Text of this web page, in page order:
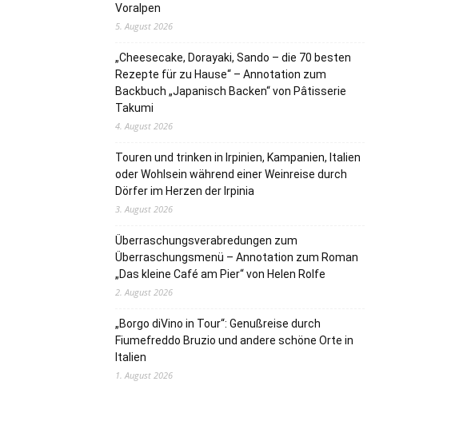
Voralpen
5. August 2026
„Cheesecake, Dorayaki, Sando – die 70 besten
Rezepte für zu Hause“ – Annotation zum
Backbuch „Japanisch Backen“ von Pâtisserie
Takumi
4. August 2026
Touren und trinken in Irpinien, Kampanien, Italien
oder Wohlsein während einer Weinreise durch
Dörfer im Herzen der Irpinia
3. August 2026
Überraschungsverabredungen zum
Überraschungsmenü – Annotation zum Roman
„Das kleine Café am Pier“ von Helen Rolfe
2. August 2026
„Borgo diVino in Tour“: Genußreise durch
Fiumefreddo Bruzio und andere schöne Orte in
Italien
1. August 2026